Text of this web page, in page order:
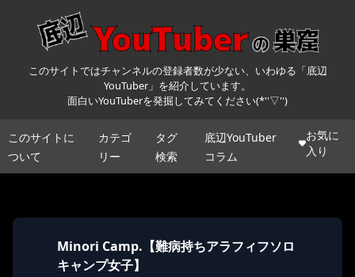
このサイトではチャンネルの登録者数が少ない、いわゆる「底辺
YouTuber」を紹介しています。
面白いYouTuberを発掘してみてください(*''▽'')
このサイトに
ついて
カテゴ
リー
タグ
検索
底辺YouTuber
コラム
お気に
入り
Minori Camp.【難病持ちアラフィフソロ
キャンプ女子】